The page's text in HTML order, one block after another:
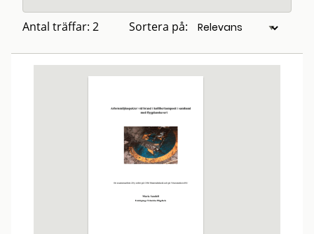
Antal träffar: 2 Sortera på: